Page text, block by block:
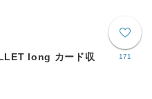
171
long カード収